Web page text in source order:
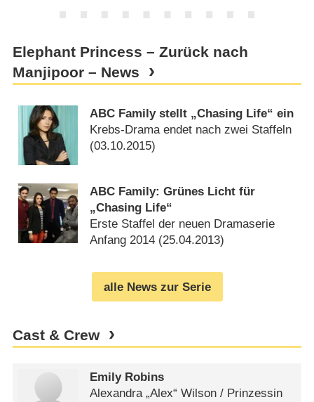
Elephant Princess – Zurück nach
Manjipoor – News
ABC Family stellt „Chasing Life“ ein
Krebs-Drama endet nach zwei Staffeln
(03.10.2015)
ABC Family: Grünes Licht für
„Chasing Life“
Erste Staffel der neuen Dramaserie
Anfang 2014 (25.04.2013)
alle News zur Serie
Cast & Crew
Emily Robins
Alexandra „Alex“ Wilson /​ Prinzessin